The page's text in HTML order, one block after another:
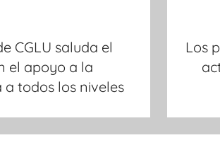
CGLU saluda el
el apoyo a la
todos los niveles
Los